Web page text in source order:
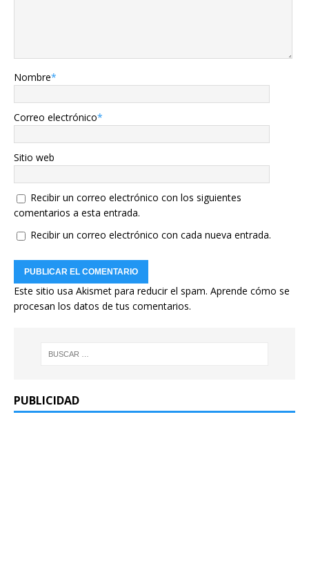
Nombre*
Correo electrónico*
Sitio web
Recibir un correo electrónico con los siguientes
comentarios a esta entrada.
Recibir un correo electrónico con cada nueva entrada.
Este sitio usa Akismet para reducir el spam. Aprende cómo se
procesan los datos de tus comentarios.
PUBLICIDAD